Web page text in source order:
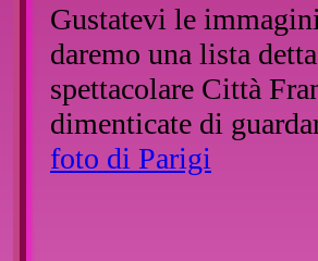
Gustatevi le
daremo una lista
spettacolare Città
dimenticate di
foto di Parigi